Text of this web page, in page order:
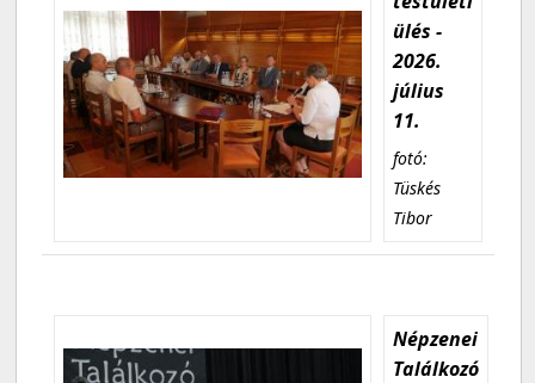
ülés -
2026.
július
11.
fotó:
Tüskés
Tibor
Népzenei
Találkozó